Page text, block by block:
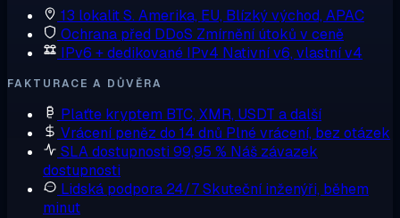
13 lokalitS. Amerika, EU, Blízký východ, APAC
Ochrana před DDoS Zmírnění útoků v ceně
IPv6 + dedikované IPv4 Nativní v6, vlastní v4
FAKTURACE A DŮVĚRA
Plaťte kryptem BTC, XMR, USDT a další
Vrácení peněz do 14 dnů Plné vrácení, bez otázek
SLA dostupnosti 99,95 % Náš závazek
dostupnosti
Lidská podpora 24/7Skuteční inženýři, během
minut